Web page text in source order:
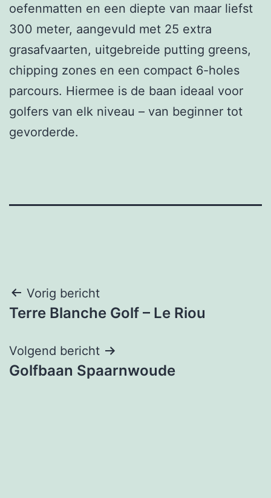
oefenmatten en een diepte van maar liefst
300 meter, aangevuld met 25 extra
grasafvaarten, uitgebreide putting greens,
chipping zones en een compact 6-holes
parcours. Hiermee is de baan ideaal voor
golfers van elk niveau – van beginner tot
gevorderde.
Bericht
navigatie
Vorig bericht
Terre Blanche Golf – Le Riou
Volgend bericht
Golfbaan Spaarnwoude